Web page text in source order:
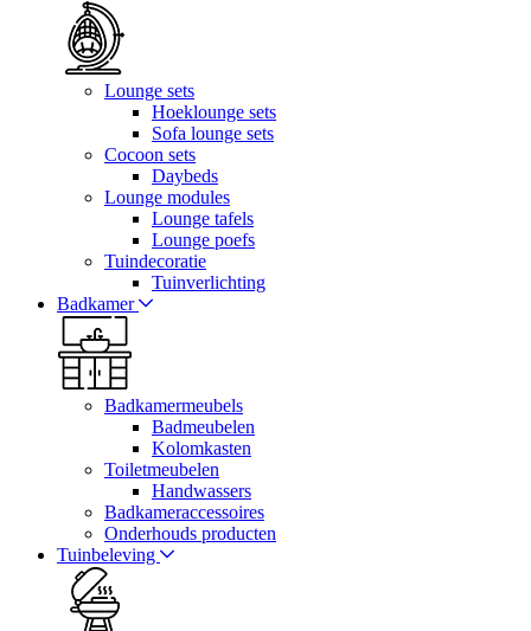
Lounge sets
Hoeklounge sets
Sofa lounge sets
Cocoon sets
Daybeds
Lounge modules
Lounge tafels
Lounge poefs
Tuindecoratie
Tuinverlichting
Badkamer
Badkamermeubels
Badmeubelen
Kolomkasten
Toiletmeubelen
Handwassers
Badkameraccessoires
Onderhouds producten
Tuinbeleving